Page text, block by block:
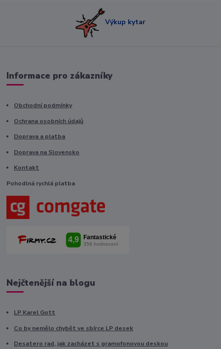
Výkup kytar
Informace pro zákazníky
Obchodní podmínky
Ochrana osobních údajů
Doprava a platba
Doprava na Slovensko
Kontakt
Pohodlná rychlá platba
Nejčtenější na blogu
LP Karel Gott
Co by nemělo chybět ve sbírce LP desek
Desatero rad, jak zacházet s gramofonovou deskou